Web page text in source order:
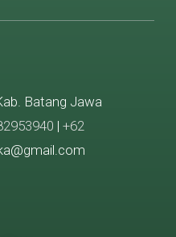
Batang Jawa
| +62